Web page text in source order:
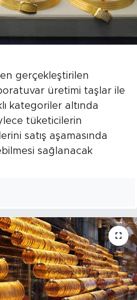
gerçekleştirilen
üretimi taşlar ile
kategoriler altında
tüketicilerin
satış aşamasında
sağlanacak